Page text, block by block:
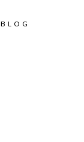
BLOG